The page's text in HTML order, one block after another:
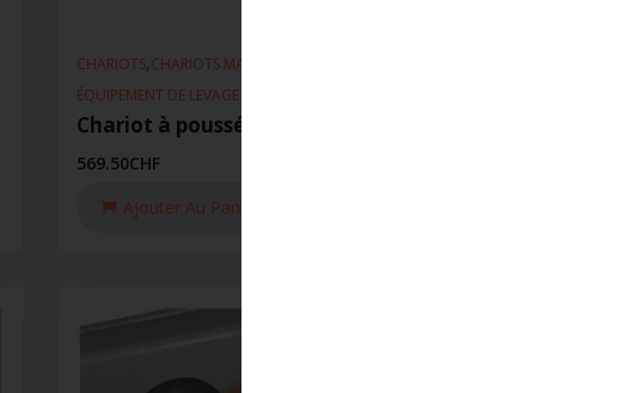
CHARIOTS,CHARIOTS MANUEL
ÉQUIPEMENT DE LEVAGE
Chariot à poussée 211 90-160mm 3T
569.50CHF
Ajouter Au Panier